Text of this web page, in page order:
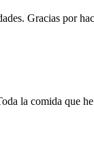
Gracias por
la comida que